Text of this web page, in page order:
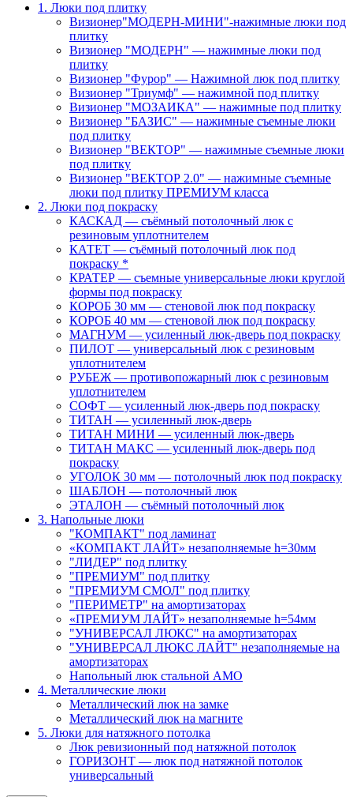
1. Люки под плитку
Визионер"МОДЕРН-МИНИ"-нажимные люки под
плитку
Визионер "МОДЕРН" — нажимные люки под
плитку
Визионер "Фурор" — Нажимной люк под плитку
Визионер "Триумф" — нажимной под плитку
Визионер "МОЗАИКА" — нажимные под плитку
Визионер "БАЗИС" — нажимные съемные люки
под плитку
Визионер "ВЕКТОР" — нажимные съемные люки
под плитку
Визионер "ВЕКТОР 2.0" — нажимные съемные
люки под плитку ПРЕМИУМ класса
2. Люки под покраску
КАСКАД — съёмный потолочный люк с
резиновым уплотнителем
КАТЕТ — съёмный потолочный люк под
покраску *
КРАТЕР — съемные универсальные люки круглой
формы под покраску
КОРОБ 30 мм — стеновой люк под покраску
КОРОБ 40 мм — стеновой люк под покраску
МАГНУМ — усиленный люк-дверь под покраску
ПИЛОТ — универсальный люк с резиновым
уплотнителем
РУБЕЖ — противопожарный люк с резиновым
уплотнителем
СОФТ — усиленный люк-дверь под покраску
ТИТАН — усиленный люк-дверь
ТИТАН МИНИ — усиленный люк-дверь
ТИТАН МАКС — усиленный люк-дверь под
покраску
УГОЛОК 30 мм — потолочный люк под покраску
ШАБЛОН — потолочный люк
ЭТАЛОН — съёмный потолочный люк
3. Напольные люки
"КОМПАКТ" под ламинат
«КОМПАКТ ЛАЙТ» незаполняемые h=30мм
"ЛИДЕР" под плитку
"ПРЕМИУМ" под плитку
"ПРЕМИУМ СМОЛ" под плитку
"ПЕРИМЕТР" на амортизаторах
«ПРЕМИУМ ЛАЙТ» незаполняемые h=54мм
"УНИВЕРСАЛ ЛЮКС" на амортизаторах
"УНИВЕРСАЛ ЛЮКС ЛАЙТ" незаполняемые на
амортизаторах
Напольный люк стальной АМО
4. Металлические люки
Металлический люк на замке
Металлический люк на магните
5. Люки для натяжного потолка
Люк ревизионный под натяжной потолок
ГОРИЗОНТ — люк под натяжной потолок
универсальный